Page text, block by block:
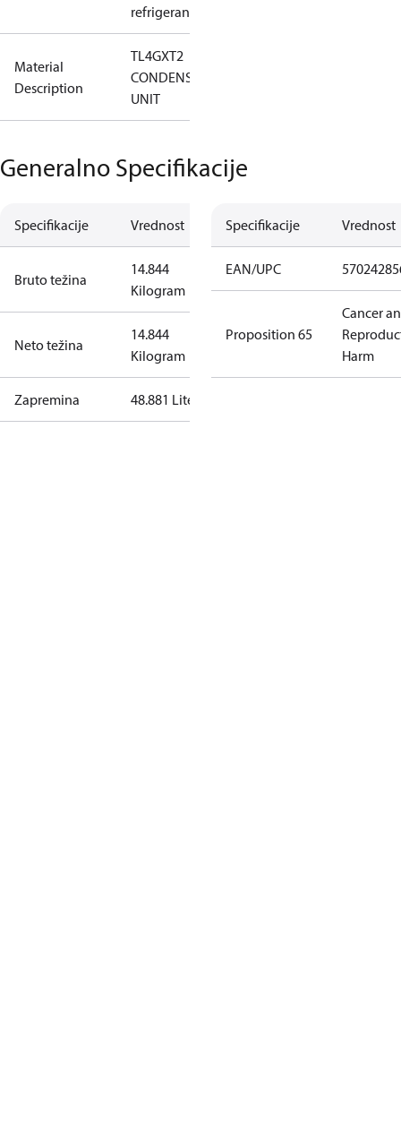
refrigerant
Material
Description
TL4GXT2
CONDENS.
UNIT
Generalno Specifikacije
Specifikacije Vrednost
Bruto težina
14.844
Kilogram
Neto težina
14.844
Kilogram
Zapremina 48.881 Liter
Specifikacije Vrednost
EAN/UPC
Proposition 65
Cancer
Harm